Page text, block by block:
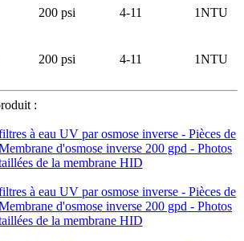
200 psi 4-11 1NTU
200 psi 4-11 1NTU
: